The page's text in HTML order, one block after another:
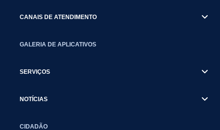
CANAIS DE ATENDIMENTO
GALERIA DE APLICATIVOS
SERVIÇOS
NOTÍCIAS
CIDADÃO